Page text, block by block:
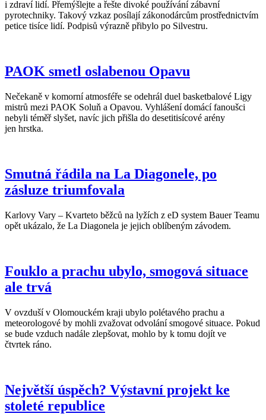
i zdraví lidí. Přemýšlejte a řešte divoké používání zábavní
pyrotechniky. Takový vzkaz posílají zákonodárcům prostřednictvím
petice tisíce lidí. Podpisů výrazně přibylo po Silvestru.
PAOK smetl oslabenou Opavu
Nečekaně v komorní atmosféře se odehrál duel basketbalové Ligy
mistrů mezi PAOK Soluň a Opavou. Vyhlášení domácí fanoušci
nebyli téměř slyšet, navíc jich přišla do desetitisícové arény
jen hrstka.
Smutná řádila na La Diagonele, po
zásluze triumfovala
Karlovy Vary – Kvarteto běžců na lyžích z eD system Bauer Teamu
opět ukázalo, že La Diagonela je jejich oblíbeným závodem.
Fouklo a prachu ubylo, smogová situace
ale trvá
V ovzduší v Olomouckém kraji ubylo polétavého prachu a
meteorologové by mohli zvažovat odvolání smogové situace. Pokud
se bude vzduch nadále zlepšovat, mohlo by k tomu dojít ve
čtvrtek ráno.
Největší úspěch? Výstavní projekt ke
stoleté republice